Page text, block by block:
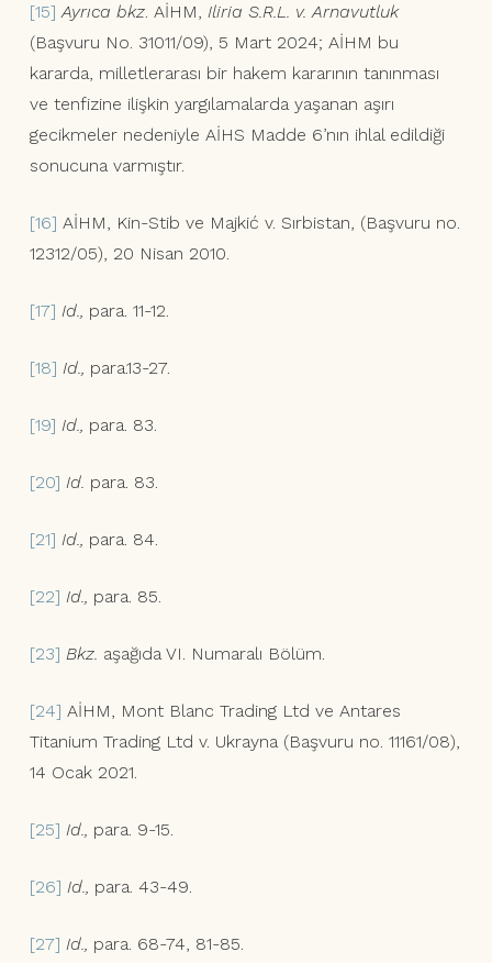
[15] Ayrıca bkz. AİHM, Iliria S.R.L. v. Arnavutluk
(Başvuru No. 31011/09), 5 Mart 2024; AİHM bu
kararda, milletlerarası bir hakem kararının tanınması
ve tenfizine ilişkin yargılamalarda yaşanan aşırı
gecikmeler nedeniyle AİHS Madde 6’nın ihlal edildiği
sonucuna varmıştır.
[16] AİHM, Kin-Stib ve Majkić v. Sırbistan, (Başvuru no.
12312/05), 20 Nisan 2010.
[17] Id., para. 11-12.
[18] Id., para.13-27.
[19] Id., para. 83.
[20] Id. para. 83.
[21] Id., para. 84.
[22] Id., para. 85.
[23] Bkz. aşağıda VI. Numaralı Bölüm.
[24] AİHM, Mont Blanc Trading Ltd ve Antares
Titanium Trading Ltd v. Ukrayna (Başvuru no. 11161/08),
14 Ocak 2021.
[25] Id., para. 9-15.
[26] Id., para. 43-49.
[27] Id., para. 68-74, 81-85.